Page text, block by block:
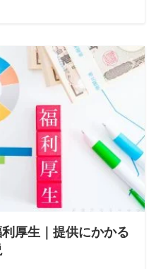
厚生｜提供にかかる